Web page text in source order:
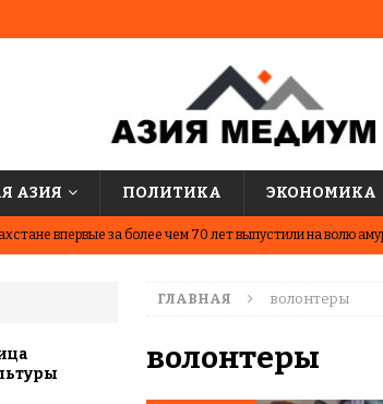
АЗИЯ ПОЛИТИКА ЭКОНОМИКА
впервые за более чем 70 лет выпустили на волю
юные шахматисты победили сборную мира на
сахара? Что показывают последние исследования о
ГЛАВНАЯ волонтеры
волонтеры